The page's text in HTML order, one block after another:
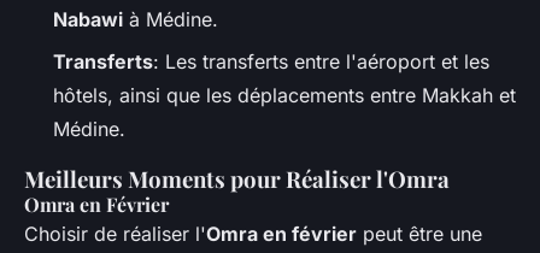
Nabawi à Médine.
Transferts: Les transferts entre l'aéroport et les
hôtels, ainsi que les déplacements entre Makkah et
Médine.
Meilleurs Moments pour Réaliser l'Omra
Omra en Février
Choisir de réaliser l'Omra en février peut être une